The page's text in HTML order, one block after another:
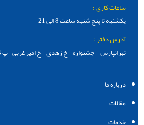
ساعات کاری :
یکشنبه تا پنج شنبه ساعت 8 الی 21
آدرس دفتر :
تهرانپارس - جشنواره - خ زهدی - خ امیر غربی- پ 64
درباره ما
مقالات
خدمات